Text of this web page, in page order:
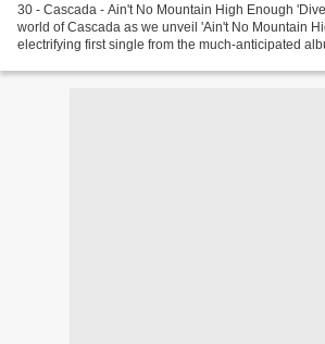
30 - Cascada - Ain't No Mountain High Enough
world of Cascada as we unveil 'Ain't No Mountain
electrifying first single from the much-anticipated